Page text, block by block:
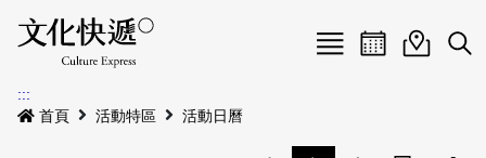
Menu
最新公告
活動日曆活動地圖
展
:::
首頁
活動特區 活動日曆